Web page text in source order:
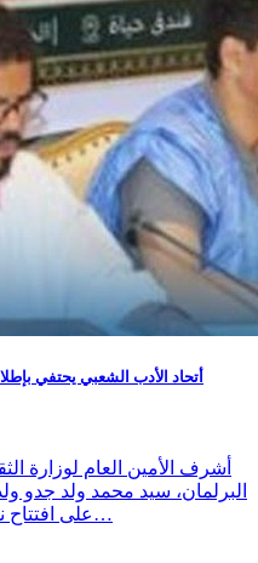
أتحاد الأدب الشعبي يحتفي
أشرف الأمين العام لوزارة
البرلمان، سيد محمد ولد جدو
على افتتاح نشاط ثقافي نظمه الاتحاد الموريتاني…